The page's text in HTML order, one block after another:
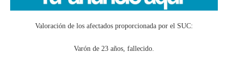
Valoración de los afectados proporcionada por el SUC:
Varón de 23 años, fallecido.